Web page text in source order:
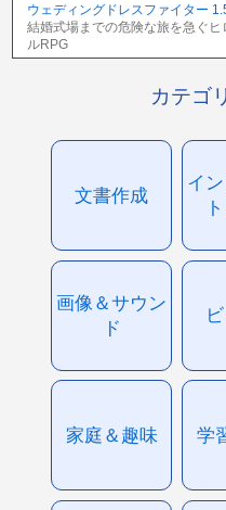
ウェディングドレスファイター
結婚式場までの危険な旅を急ぐ
ルRPG
カテゴ
文書作成
イ
画像＆サウン
ド
家庭＆趣味 学